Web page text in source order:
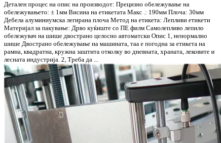
Детален процес на опис на производот: Прецизно обележување на
обележувањето: ± 1мм Висина на етикетата Макс .: 190мм Плоча: 30мм
Дебела алуминиумска легирана плоча Метод на етикета: Лепливи етикети
Материјал за пакување: Дрво куќиште со ПЕ филм Самолепливо лепило
обележувач на шише двострано целосно автоматски Опис 1, ненормално
шише Двострано обележување на машината, таа е погодна за етикета на
рамна, квадратна, кружна заштита отколку во дневната, храната, лековите и
лесната индустрија. 2, Треба да ...